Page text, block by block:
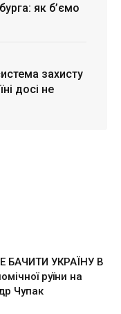
як б’ємо
захисту
досі не
БАЧИТИ УКРАЇНУ В
руїни на
Чупак